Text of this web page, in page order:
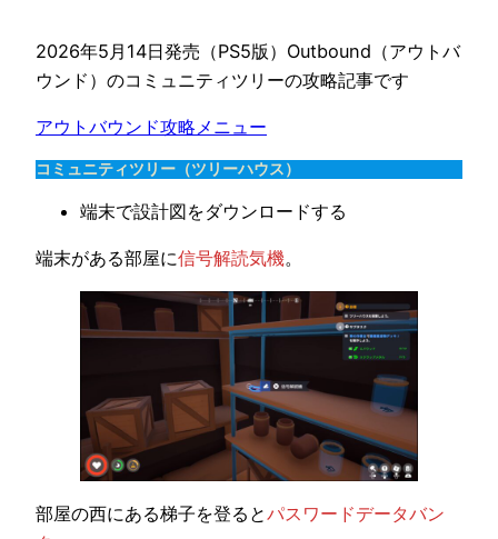
2026年5月14日発売（PS5版）Outbound（アウトバ
ウンド）のコミュニティツリーの攻略記事です
アウトバウンド攻略メニュー
コミュニティツリー（ツリーハウス）
端末で設計図をダウンロードする
端末がある部屋に信号解読気機。
部屋の西にある梯子を登るとパスワードデータバン